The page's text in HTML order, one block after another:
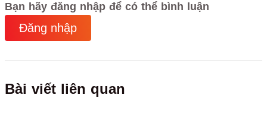
Bạn hãy đăng nhập để có thể bình luận
Đăng nhập
Bài viết liên quan